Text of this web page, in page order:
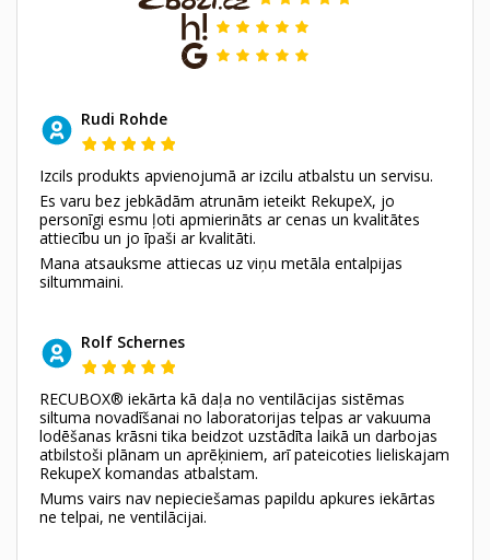
Rudi Rohde
Izcils produkts apvienojumā ar izcilu atbalstu un servisu.
Es varu bez jebkādām atrunām ieteikt RekupeX, jo
personīgi esmu ļoti apmierināts ar cenas un kvalitātes
attiecību un jo īpaši ar kvalitāti.
Mana atsauksme attiecas uz viņu metāla entalpijas
siltummaini.
Rolf Schernes
RECUBOX® iekārta kā daļa no ventilācijas sistēmas
siltuma novadīšanai no laboratorijas telpas ar vakuuma
lodēšanas krāsni tika beidzot uzstādīta laikā un darbojas
atbilstoši plānam un aprēķiniem, arī pateicoties lieliskajam
RekupeX komandas atbalstam.
Mums vairs nav nepieciešamas papildu apkures iekārtas
ne telpai, ne ventilācijai.